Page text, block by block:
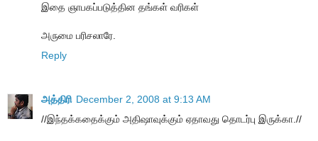
இதை ஞாபகப்படுத்தின தங்கள் வரிகள்
அருமை பரிசலாரே.
Reply
அத்திரி December 2, 2008 at 9:13 AM
//இந்தக்கதைக்கும் அதிஷாவுக்கும் ஏதாவது தொடர்பு இருக்கா.//